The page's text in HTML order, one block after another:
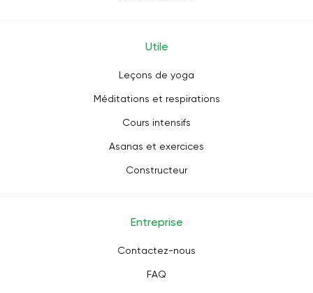
Utile
Leçons de yoga
Méditations et respirations
Cours intensifs
Asanas et exercices
Constructeur
Entreprise
Contactez-nous
FAQ